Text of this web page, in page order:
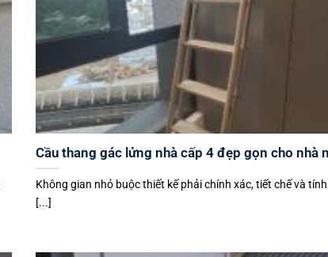
Cầu thang gác lửng nhà cấp 4 đẹp gọn cho nhà
Không gian nhỏ buộc thiết kế phải chính xác, tiết chế và
[...]